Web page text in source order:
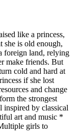
like a princess,
she is old enough,
foreign land, relying
make friends. But
cold and hard at
if she lost
and change
the strongest
inspired by classical
art and music *
girls to